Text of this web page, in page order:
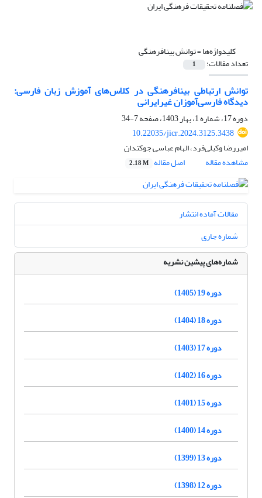
کلیدواژه‌ها =توانش بینافرهنگی
تعداد مقالات: 1
توانش ارتباطی بینافرهنگی در کلاس‌های آموزش زبان فارسی:
دیدگاه فارسی‌آموزان غیرایرانی
دوره 17، شماره 1، بهار 1403، صفحه
7-34
10.22035/jicr.2024.3125.3438
امیررضا وکیلی‌فرد، الهام عباسی جوکندان
مشاهده مقاله
اصل مقاله 2.18 M
مقالات آماده انتشار
شماره جاری
شماره‌های پیشین نشریه
دوره 19 (1405)
دوره 18 (1404)
دوره 17 (1403)
دوره 16 (1402)
دوره 15 (1401)
دوره 14 (1400)
دوره 13 (1399)
دوره 12 (1398)